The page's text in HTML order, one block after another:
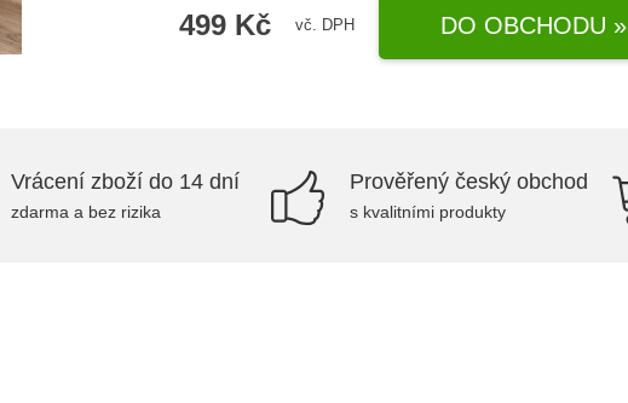
499 Kč vč. DPH DO OBCHODU »
Vrácení zboží do 14 dní
zdarma a bez rizika
Prověřený český obchod
s kvalitními produkty